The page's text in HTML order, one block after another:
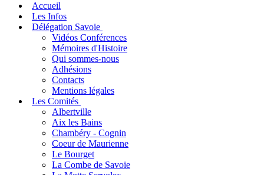
Accueil
Les Infos
Délégation Savoie
Vidéos Conférences
Mémoires d'Histoire
Qui sommes-nous
Adhésions
Contacts
Mentions légales
Les Comités
Albertville
Aix les Bains
Chambéry - Cognin
Coeur de Maurienne
Le Bourget
La Combe de Savoie